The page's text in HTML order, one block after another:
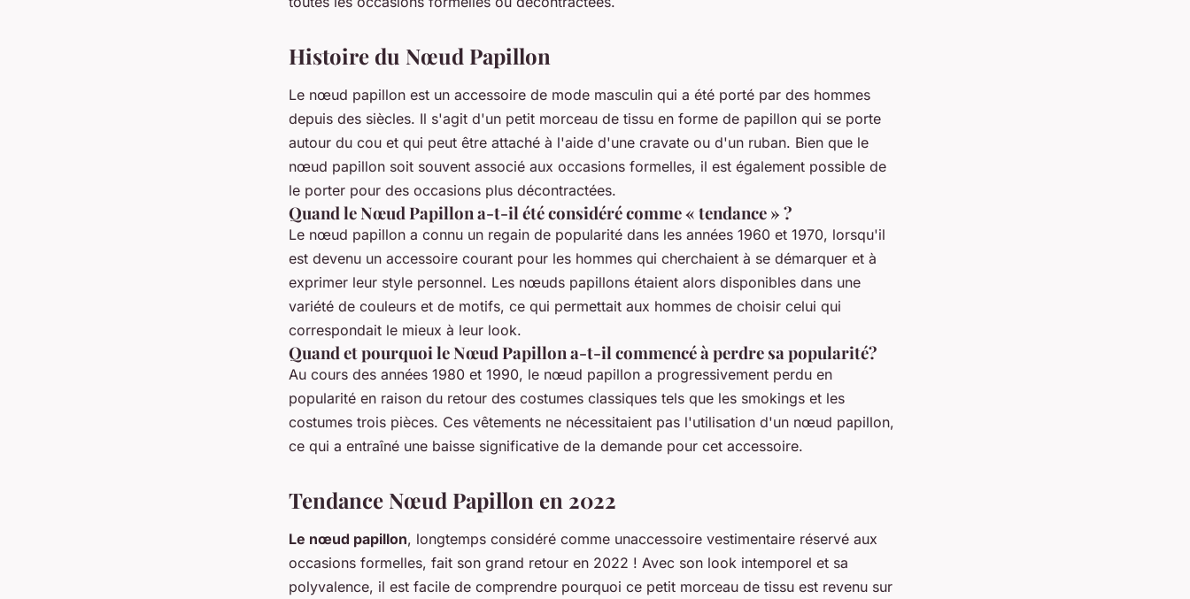
Histoire du Nœud Papillon
Le nœud papillon est un accessoire de mode masculin qui a été porté par des hommes
depuis des siècles. Il s'agit d'un petit morceau de tissu en forme de papillon qui se porte
autour du cou et qui peut être attaché à l'aide d'une cravate ou d'un ruban. Bien que le
nœud papillon soit souvent associé aux occasions formelles, il est également possible de
le porter pour des occasions plus décontractées.
Quand le Nœud Papillon a-t-il été considéré comme « tendance » ?
Le nœud papillon a connu un regain de popularité dans les années 1960 et 1970, lorsqu'il
est devenu un accessoire courant pour les hommes qui cherchaient à se démarquer et à
exprimer leur style personnel. Les nœuds papillons étaient alors disponibles dans une
variété de couleurs et de motifs, ce qui permettait aux hommes de choisir celui qui
correspondait le mieux à leur look.
Quand et pourquoi le Nœud Papillon a-t-il commencé à perdre sa popularité?
Au cours des années 1980 et 1990, le nœud papillon a progressivement perdu en
popularité en raison du retour des costumes classiques tels que les smokings et les
costumes trois pièces. Ces vêtements ne nécessitaient pas l'utilisation d'un nœud papillon,
ce qui a entraîné une baisse significative de la demande pour cet accessoire.
Tendance Nœud Papillon en 2022
Le nœud papillon, longtemps considéré comme unaccessoire vestimentaire réservé aux
occasions formelles, fait son grand retour en 2022 ! Avec son look intemporel et sa
polyvalence, il est facile de comprendre pourquoi ce petit morceau de tissu est revenu sur